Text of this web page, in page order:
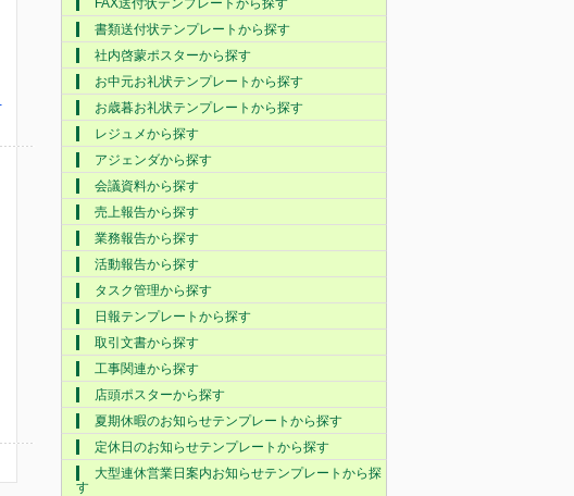
FAX送付状テンプレートから探す
書類送付状テンプレートから探す
社内啓蒙ポスターから探す
お中元お礼状テンプレートから探す
お歳暮お礼状テンプレートから探す
レジュメから探す
アジェンダから探す
会議資料から探す
売上報告から探す
業務報告から探す
活動報告から探す
タスク管理から探す
日報テンプレートから探す
取引文書から探す
工事関連から探す
店頭ポスターから探す
夏期休暇のお知らせテンプレートから探す
定休日のお知らせテンプレートから探す
大型連休営業日案内お知らせテンプレートから探
す